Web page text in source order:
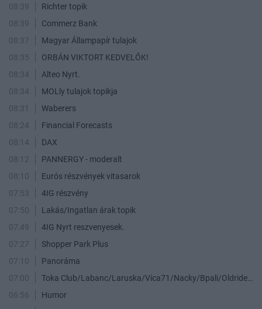
08:39
Richter topik
08:39
Commerz Bank
08:37
Magyar Állampapír tulajok
08:35
ORBÁN VIKTORT KEDVELŐK!
08:34
Alteo Nyrt.
08:34
MOLly tulajok topikja
08:31
Waberers
08:24
Financial Forecasts
08:14
DAX
08:12
PANNERGY - moderalt
08:10
Eurós részvények vitasarok
07:53
4IG részvény
07:50
Lakás/Ingatlan árak topik
07:49
4IG Nyrt reszvenyesek.
07:27
Shopper Park Plus
07:10
Panoráma
07:00
06:56
Humor